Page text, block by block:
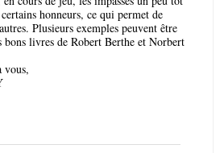
honneurs, ce qui permet de
Plusieurs exemples peuvent être
bons livres de Robert Berthe et Norbert
vous,